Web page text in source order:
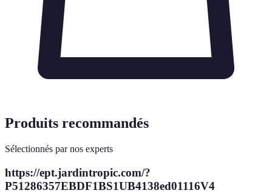
Produits recommandés
Sélectionnés par nos experts
https://ept.jardintropic.com/?
P51286357EBDF1BS1UB4138ed01116V4